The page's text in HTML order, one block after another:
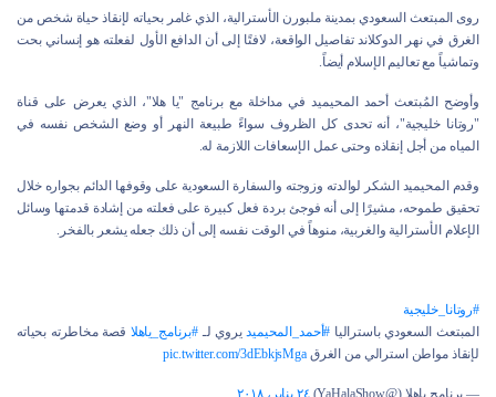
روى المبتعث السعودي بمدينة ملبورن الأسترالیة، الذي غامر بحياته لإنقاذ حياة شخص من
الغرق في نهر الدوكلاند تفاصيل الواقعة، لافتًا إلى أن الدافع الأول لفعلته هو إنساني بحت
وتماشياً مع تعاليم الإسلام أيضاً.
وأوضح المُبتعث أحمد المحيميد في مداخلة مع برنامج "يا هلا"، الذي يعرض على قناة
"روتانا خليجية"، أنه تحدى كل الظروف سواءً طبيعة النهر أو وضع الشخص نفسه في
المياه من أجل إنقاذه وحتى عمل الإسعافات اللازمة له.
وقدم المحيميد الشكر لوالدته وزوجته والسفارة السعودية على وقوفها الدائم بجواره خلال
تحقيق طموحه، مشيرًا إلى أنه فوجئ بردة فعل كبيرة على فعلته من إشادة قدمتها وسائل
الإعلام الأسترالية والغربية، منوهاً في الوقت نفسه إلى أن ذلك جعله يشعر بالفخر.
#روتانا_خليجية
المبتعث السعودي باستراليا #أحمد_المحيميديروي لـ #برنامج_ياهلا قصة مخاطرته بحياته
لإنقاذ مواطن استرالي من الغرقpic.twitter.com/3dEbkjsMga